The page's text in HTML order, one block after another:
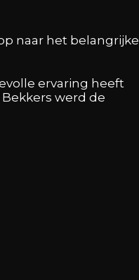
naar het belangrijke
ervaring heeft
werd de